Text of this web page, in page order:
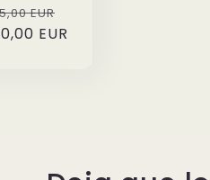
EUR
de
EUR